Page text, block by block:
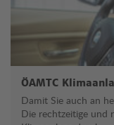
ÖAMTC
Damit Sie auch an
Die rechtzeitige und